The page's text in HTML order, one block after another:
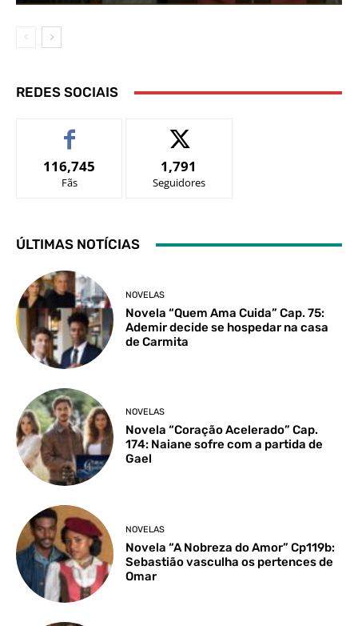
REDES SOCIAIS
116,745
Fãs
1,791
Seguidores
ÚLTIMAS NOTÍCIAS
NOVELAS
Novela “Quem Ama Cuida” Cap. 75:
Ademir decide se hospedar na casa
de Carmita
NOVELAS
Novela “Coração Acelerado” Cap.
174: Naiane sofre com a partida de
Gael
NOVELAS
Novela “A Nobreza do Amor” Cp119b:
Sebastião vasculha os pertences de
Omar